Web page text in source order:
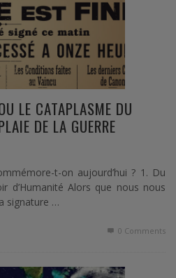
LE CATAPLASME DU
DE LA GUERRE
t-on aujourd’hui ? 1. Du
d’Humanité Alors que nous nous
signature …
0 Comments